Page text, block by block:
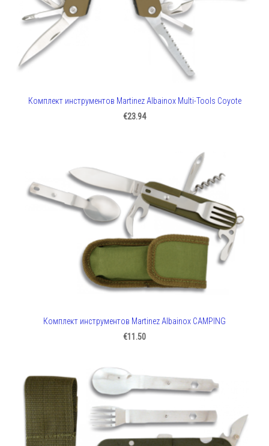
Комплект инструментов Martinez Albainox Multi-Tools Coyote
€23.94
Комплект инструментов Martinez Albainox CAMPING
€11.50